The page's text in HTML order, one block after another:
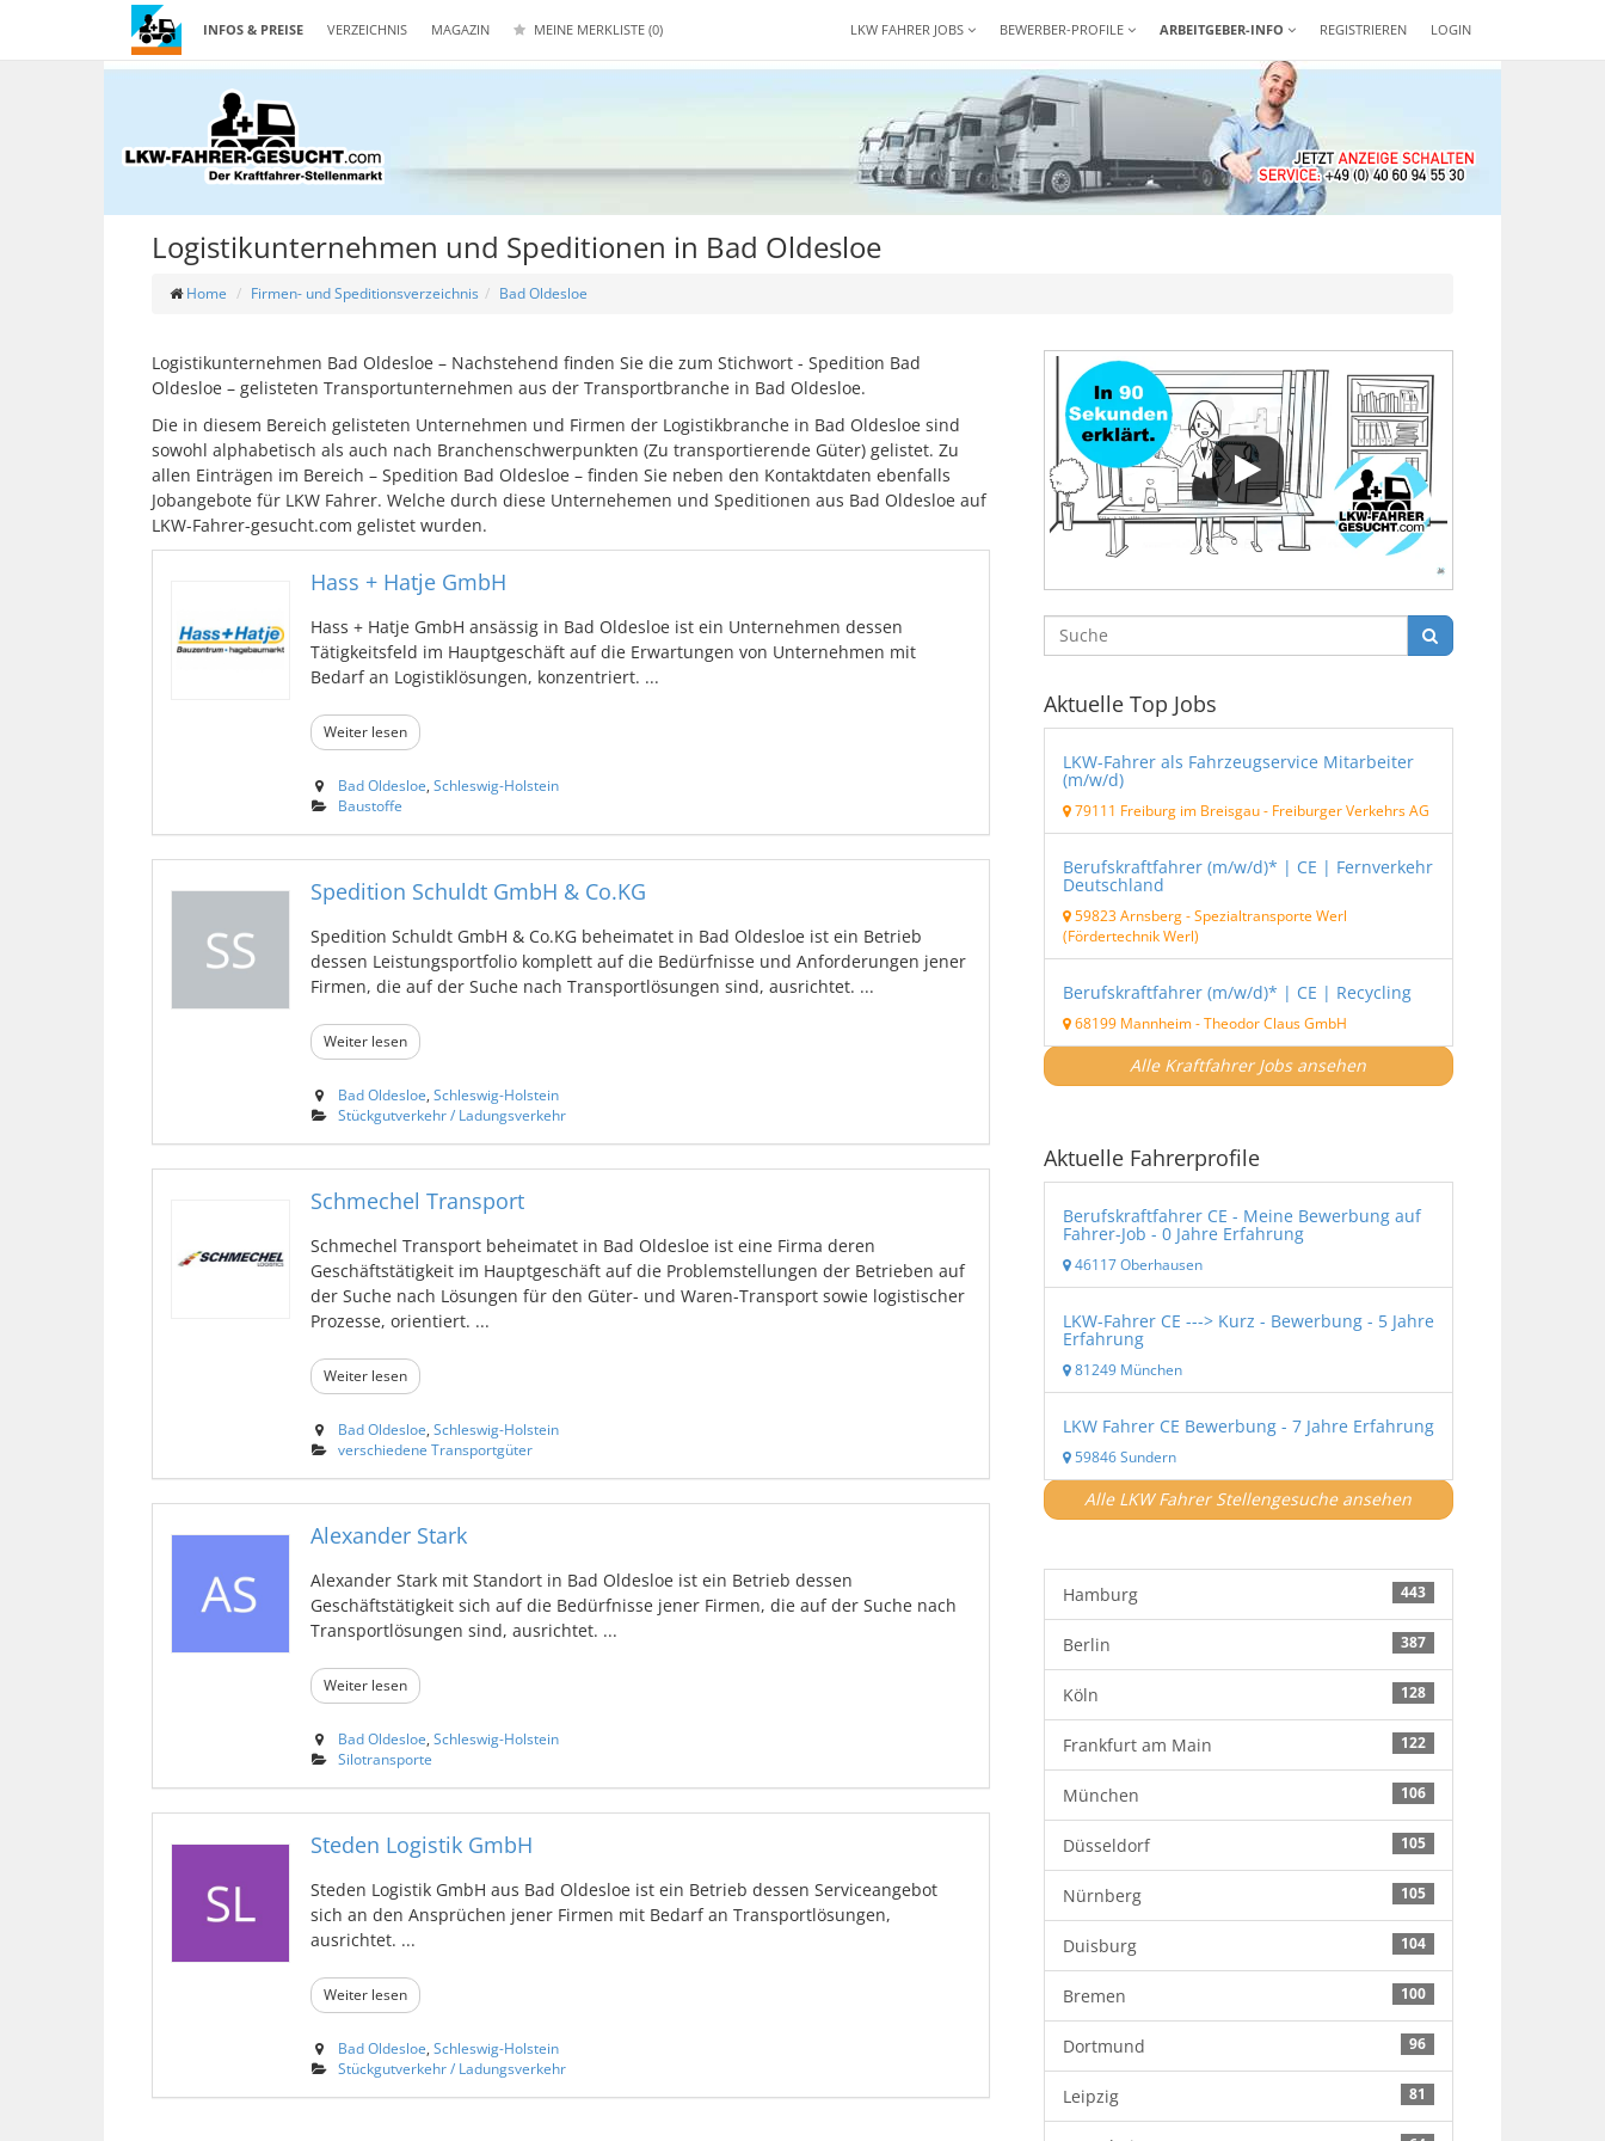
INFOS & PREISE VERZEICHNIS MAGAZIN MEINE MERKLISTE (0) REGISTRIEREN LOGIN
LKW FAHRER JOBS BEWERBER-PROFILE ARBEITGEBER-INFO
Logistikunternehmen und Speditionen in Bad Oldesloe
Home Firmen- und Speditionsverzeichnis Bad Oldesloe
Logistikunternehmen Bad Oldesloe – Nachstehend finden Sie die zum Stichwort - Spedition Bad
Oldesloe – gelisteten Transportunternehmen aus der Transportbranche in Bad Oldesloe.
Die in diesem Bereich gelisteten Unternehmen und Firmen der Logistikbranche in Bad Oldesloe sind
sowohl alphabetisch als auch nach Branchenschwerpunkten (Zu transportierende Güter) gelistet. Zu
allen Einträgen im Bereich – Spedition Bad Oldesloe – finden Sie neben den Kontaktdaten ebenfalls
Jobangebote für LKW Fahrer. Welche durch diese Unternehemen und Speditionen aus Bad Oldesloe auf
LKW-Fahrer-gesucht.com gelistet wurden.
Hass + Hatje GmbH
Hass + Hatje GmbH ansässig in Bad Oldesloe ist ein Unternehmen dessen
Tätigkeitsfeld im Hauptgeschäft auf die Erwartungen von Unternehmen mit
Bedarf an Logistiklösungen, konzentriert. ...
Weiter lesen
Bad Oldesloe Schleswig-Holstein
Baustoffe
Spedition Schuldt GmbH & Co.KG
Spedition Schuldt GmbH & Co.KG beheimatet in Bad Oldesloe ist ein Betrieb
dessen Leistungsportfolio komplett auf die Bedürfnisse und Anforderungen jener
Firmen, die auf der Suche nach Transportlösungen sind, ausrichtet. ...
Weiter lesen
Bad Oldesloe Schleswig-Holstein
Stückgutverkehr / Ladungsverkehr
Schmechel Transport
Schmechel Transport beheimatet in Bad Oldesloe ist eine Firma deren
Geschäftstätigkeit im Hauptgeschäft auf die Problemstellungen der Betrieben auf
der Suche nach Lösungen für den Güter- und Waren-Transport sowie logistischer
Prozesse, orientiert. ...
Weiter lesen
Bad Oldesloe Schleswig-Holstein
verschiedene Transportgüter
Alexander Stark
Alexander Stark mit Standort in Bad Oldesloe ist ein Betrieb dessen
Geschäftstätigkeit sich auf die Bedürfnisse jener Firmen, die auf der Suche nach
Transportlösungen sind, ausrichtet. ...
Weiter lesen
Bad Oldesloe Schleswig-Holstein
Silotransporte
Steden Logistik GmbH
Steden Logistik GmbH aus Bad Oldesloe ist ein Betrieb dessen Serviceangebot
sich an den Ansprüchen jener Firmen mit Bedarf an Transportlösungen,
ausrichtet. ...
Weiter lesen
Bad Oldesloe Schleswig-Holstein
Stückgutverkehr / Ladungsverkehr
Aktuelle Top Jobs
LKW-Fahrer als Fahrzeugservice Mitarbeiter
(m/w/d)
79111 Freiburg im Breisgau - Freiburger Verkehrs AG
Berufskraftfahrer (m/w/d)* | CE | Fernverkehr
Deutschland
59823 Arnsberg -Spezialtransporte Werl
(Fördertechnik Werl)
Berufskraftfahrer (m/w/d)* | CE | Recycling
68199 Mannheim -Theodor Claus GmbH
Alle Kraftfahrer Jobs ansehen
Aktuelle Fahrerprofile
Berufskraftfahrer CE - Meine Bewerbung auf
Fahrer-Job - 0 Jahre Erfahrung
46117 Oberhausen
LKW-Fahrer CE ---> Kurz - Bewerbung - 5 Jahre
Erfahrung
81249 München
LKW Fahrer CE Bewerbung - 7 Jahre Erfahrung
59846 Sundern
Alle LKW Fahrer Stellengesuche ansehen
443
Hamburg
387
Berlin
128
Köln
122
Frankfurt am Main
106
München
105
Düsseldorf
105
Nürnberg
104
Duisburg
100
Bremen
96
Dortmund
81
Leipzig